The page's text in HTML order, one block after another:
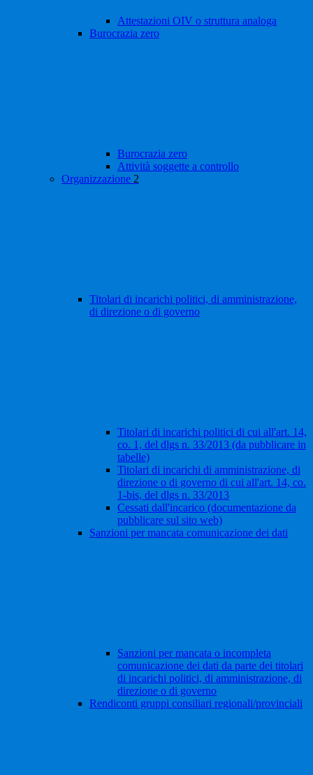
Attestazioni OIV o struttura analoga
Burocrazia zero
Burocrazia zero
Attività soggette a controllo
Organizzazione 2
Titolari di incarichi politici, di amministrazione,
di direzione o di governo
Titolari di incarichi politici di cui all'art. 14,
co. 1, del dlgs n. 33/2013 (da pubblicare in
tabelle)
Titolari di incarichi di amministrazione, di
direzione o di governo di cui all'art. 14, co.
1-bis, del dlgs n. 33/2013
Cessati dall'incarico (documentazione da
pubblicare sul sito web)
Sanzioni per mancata comunicazione dei dati
Sanzioni per mancata o incompleta
comunicazione dei dati da parte dei titolari
di incarichi politici, di amministrazione, di
direzione o di governo
Rendiconti gruppi consiliari regionali/provinciali